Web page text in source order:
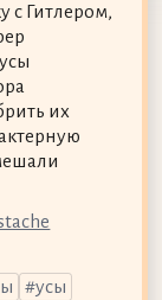
с Гитлером,
их
усы